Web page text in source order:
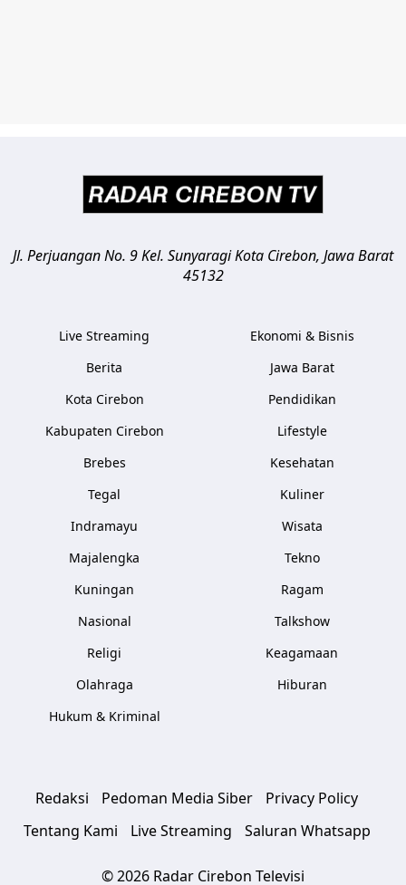
Jl. Perjuangan No. 9 Kel. SunyaragiKota Cirebon, Jawa Barat
45132
Live Streaming
Berita
Kota Cirebon
Kabupaten Cirebon
Brebes
Tegal
Indramayu
Majalengka
Kuningan
Nasional
Religi
Olahraga
Hukum & Kriminal
Ekonomi & Bisnis
Jawa Barat
Pendidikan
Lifestyle
Kesehatan
Kuliner
Wisata
Tekno
Ragam
Talkshow
Keagamaan
Hiburan
Redaksi Pedoman Media Siber
Privacy Policy
Tentang Kami
Live Streaming Saluran Whatsapp
© 2026 Radar Cirebon Televisi